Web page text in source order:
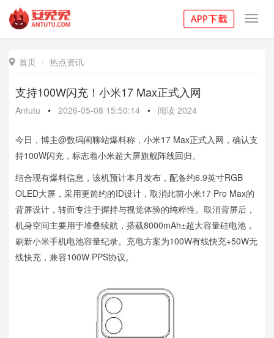
 首页 热点资讯
支持100W闪充！小米17 Max正式入网
Antutu • 2026-05-08 15:50:14 • 阅读 2024
今日，博主@数码闲聊站爆料称，小米17 Max正式入网，确认支
持100W闪充，标志着小米超大屏旗舰阵线回归。
结合现有爆料信息，该机预计本月发布，配备约6.9英寸RGB
OLED大屏，采用更简约的ID设计，取消此前小米17 Pro Max的
背屏设计，转而专注于握持与视觉体验的纯粹性。取消背屏后，
机身空间主要用于堆叠续航，搭载8000mAh±超大容量硅电池，
刷新小米手机电池容量纪录。充电方案为100W有线快充+50W无
线快充，兼容100W PPS协议。